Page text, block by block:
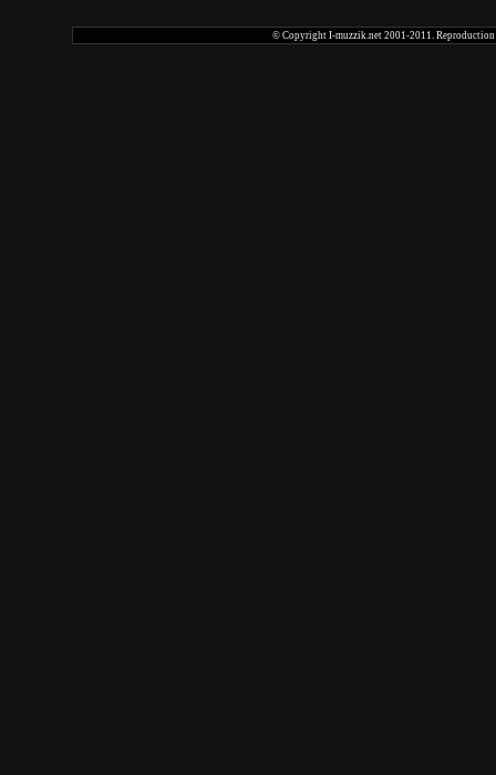
© Copyright I-muzzik.net 2001-2011. Reproduction